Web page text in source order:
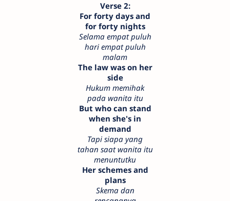
Verse 2:
For forty days and
for forty nights
Selama empat puluh
hari empat puluh
malam
The law was on her
side
Hukum memihak
pada wanita itu
But who can stand
when she's in
demand
Tapi siapa yang
tahan saat wanita itu
menuntutku
Her schemes and
plans
Skema dan